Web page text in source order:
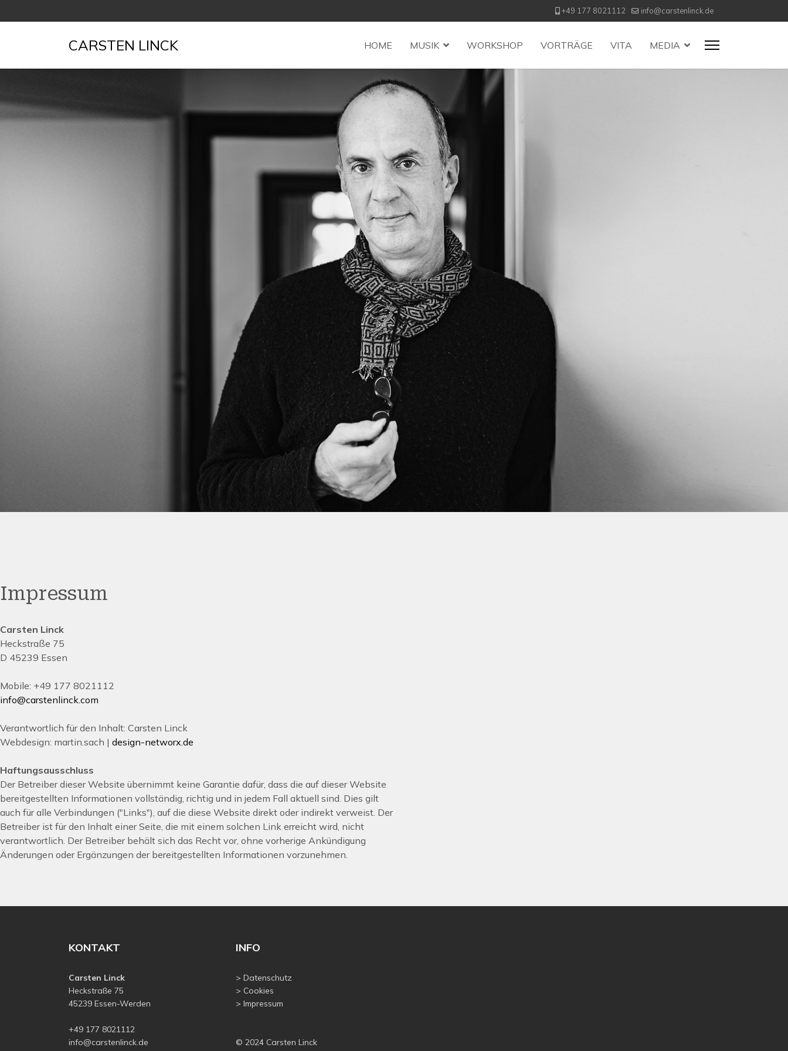
+49 177 8021112 info@carstenlinck.de
CARSTEN LINCK HOME MUSIK WORKSHOP VORTRÄGE VITA MEDIA
Impressum
Carsten Linck
Heckstraße 75
D 45239 Essen
Mobile: +49 177 8021112
info@carstenlinck.com
Verantwortlich für den Inhalt: Carsten Linck
Webdesign: martin.sach | design-networx.de
Haftungsausschluss
Der Betreiber dieser Website übernimmt keine Garantie dafür, dass die auf dieser Website
bereitgestellten Informationen vollständig, richtig und in jedem Fall aktuell sind. Dies gilt
auch für alle Verbindungen ("Links"), auf die diese Website direkt oder indirekt verweist. Der
Betreiber ist für den Inhalt einer Seite, die mit einem solchen Link erreicht wird, nicht
verantwortlich. Der Betreiber behält sich das Recht vor, ohne vorherige Ankündigung
Änderungen oder Ergänzungen der bereitgestellten Informationen vorzunehmen.
KONTAKT
Carsten Linck
Heckstraße 75
45239 Essen-Werden
+49 177 8021112
info@carstenlinck.de
INFO
> Datenschutz
> Cookies
> Impressum
© 2024 Carsten Linck